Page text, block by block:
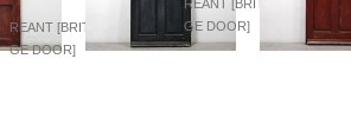
REANT [BRITISH VINTA
GE DOOR]
REANT [BRITISH VINTA
GE DOOR]